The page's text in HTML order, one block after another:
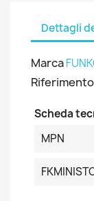
Dettagli
Marca
Riferimento
Scheda
MPN